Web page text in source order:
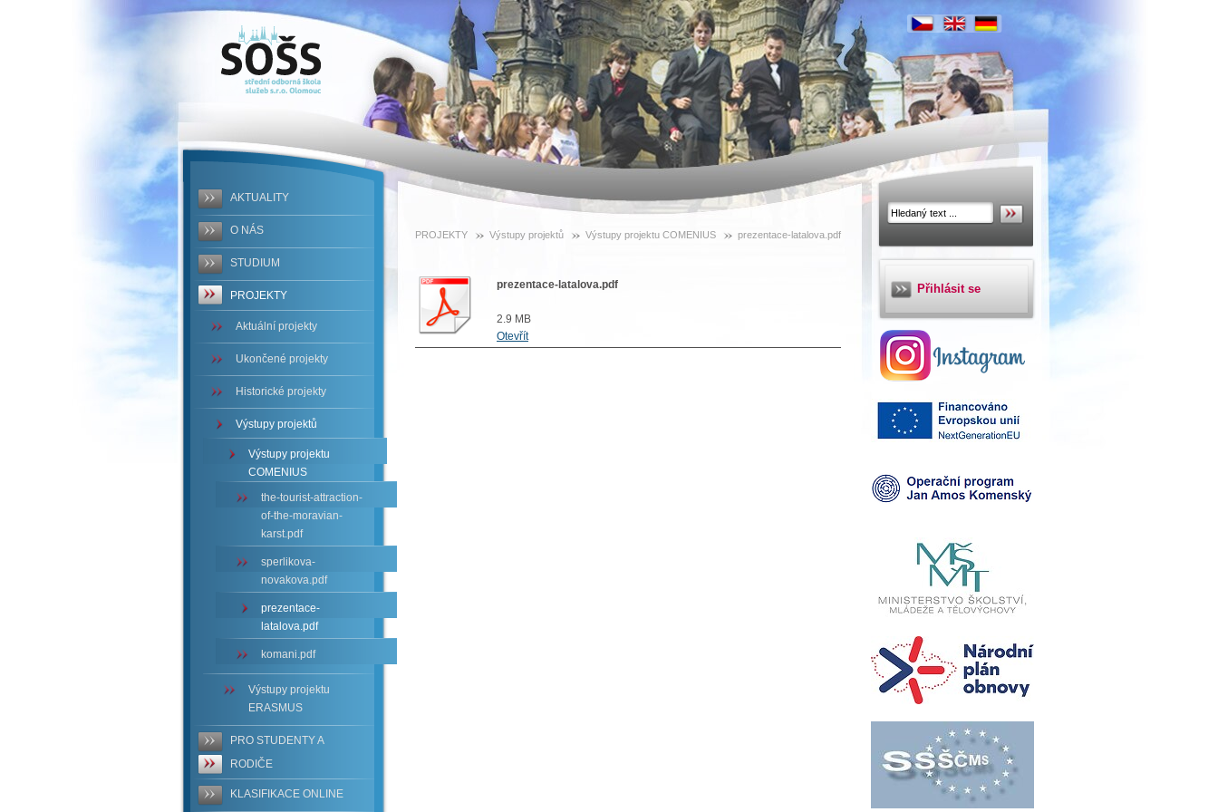
SOŠS -
prezentace-
AKTUALITY
O NÁS
STUDIUM
PROJEKTY
Aktuální projekty
Ukončené projekty
Historické projekty
Výstupy projektů
Výstupy projektu
COMENIUS
the-tourist-attraction-
of-the-moravian-
karst.pdf
sperlikova-
novakova.pdf
prezentace-
latalova.pdf
komani.pdf
Výstupy projektu
ERASMUS
PRO STUDENTY A
RODIČE
KLASIFIKACE ONLINE
PROJEKTY Výstupy projektů Výstupy projektu COMENIUS prezentace-latalova.pdf
prezentace-latalova.pdf
2.9 MB
Otevřít
Přihlásit se